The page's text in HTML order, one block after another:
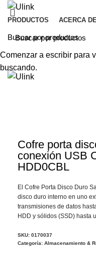
PRODUCTOS ACERCA
Cofre porta
conexión USB
HDD0CBL
El Cofre Porta Disco Duro
disco duro interno en uno
transmisiones de datos
HDD y sólidos (SSD) hasta
SKU: 0170037
Categoría: Almacenamiento &
Comenzar a escribir para
buscando.